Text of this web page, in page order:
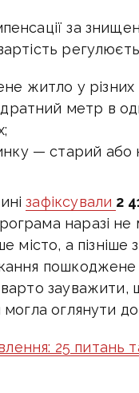
за
житло у різних
метр в
— старий або
зафіксували 2
рограма наразі не
місто, а пізніше
оглянути
25 питань